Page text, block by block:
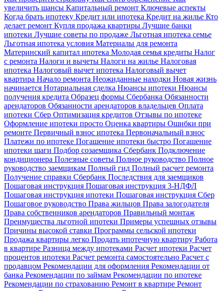
увеличить шансы Капитальный ремонт Ключевые аспекты
Когда брать ипотеку Кредит или ипотека Кредит на жилье Кто
делает ремонт Купля продажа квартиры Лучшие банки
ипотеки Лучшие советы по продаже Льготная ипотека семье
Льготная ипотека условия Материалы для ремонта
Материнский капитал ипотека Молодая семья кредиты Налог
с ремонта Налоги и вычеты Налоги на жилье Налоговая
ипотека Налоговый вычет ипотека Налоговый вычет
квартира Начало ремонта Неожиданные находки Новая жизнь
начинается Нотариальная сделка Нюансы ипотеки Нюансы
получения кредита Образец формы Сбербанка Обязанности
арендаторов Обязанности арендаторов владельцев Оплата
ипотеки Сбер Оптимизация кредитов Отзывы по ипотеке
Оформление ипотеки просто Оценка квартиры Ошибки при
ремонте Первичный взнос ипотека Первоначальный взнос
Платежи по ипотеке Погашение ипотеки быстро Погашение
ипотеки шаги Подбор созаемщика Сбербанк Подключение
кондиционера Полезные советы Полное руководство Полное
руководство заемщикам Полный гид Полный расчет ремонта
Получение справки Сбербанк Последствия для заемщиков
Пошаговая инструкция Пошаговая инструкция 3-НДФЛ
Пошаговая инструкция ипотеки Пошаговая инструкция Сбер
Пошаговое руководство Права жильцов Права залогодателя
Права собственников арендаторов Правильный монтаж
Преимущества льготной ипотеки Примеры успешных отзывы
Причины высокой ставки Программы сельской ипотеки
Продажа квартиры легко Продать ипотечную квартиру Работа
в квартире Разница между ипотеками Расчет ипотеки Расчет
процентов ипотеки Расчет ремонта самостоятельно Расчет с
продавцом Рекомендации для оформления Рекомендации от
банка Рекомендации по займам Рекомендации по ипотеке
Рекомендации по страхованию Ремонт в квартире Ремонт